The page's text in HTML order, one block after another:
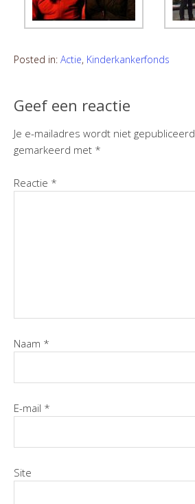
Posted in: Actie, Kinderkankerfonds
Geef een reactie
Je e-mailadres wordt niet gepubliceerd.
gemarkeerd met *
Reactie *
Naam *
E-mail *
Site